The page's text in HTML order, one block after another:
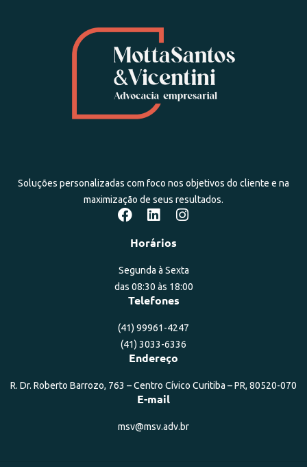
Soluções personalizadas com foco nos objetivos do cliente e na
maximização de seus resultados.
Horários
Segunda à Sexta
das 08:30 às 18:00
Telefones
(41) 99961-4247
(41) 3033-6336
Endereço
R. Dr. Roberto Barrozo, 763 – Centro Cívico Curitiba – PR, 80520-070
E-mail
msv@msv.adv.br